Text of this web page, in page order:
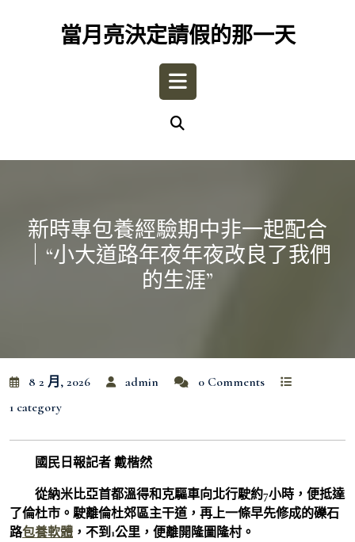
當月亮決定請假的那一天
Open
新時專包養經驗期中非一起配合
｜“小大道路年夜年夜改良了我們
的生涯”
8 2 月, 2026 admin
0 Comments
1 category
國民日報記者 戴楷然
從納米比亞首都溫得和克驅車向北行駛約7小時，便抵達
了倫杜市。駛離倫杜郊區主干道，再上一條早先修成的礫石
路包養軟體 ，不到1公里，便離開隆圖隆村。